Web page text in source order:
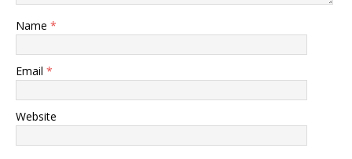
Name *
Email *
Website